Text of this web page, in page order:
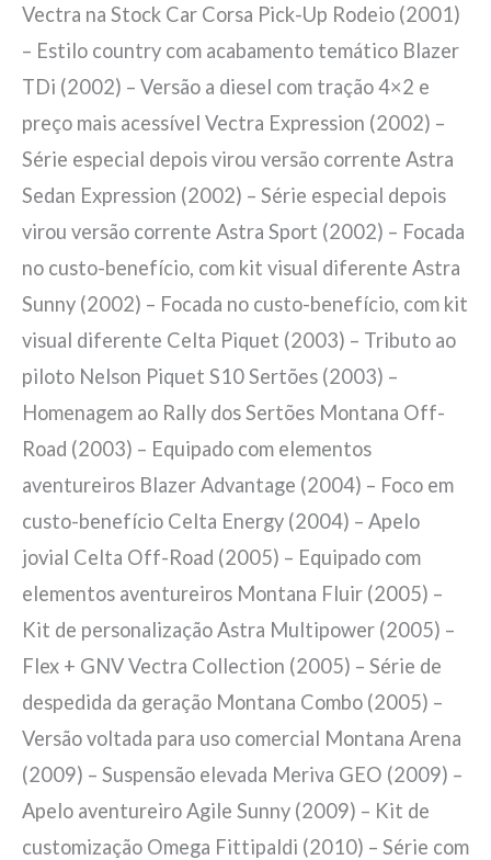
Vectra na Stock Car Corsa Pick-Up Rodeio (2001)
– Estilo country com acabamento temático Blazer
TDi (2002) – Versão a diesel com tração 4×2 e
preço mais acessível Vectra Expression (2002) –
Série especial depois virou versão corrente Astra
Sedan Expression (2002) – Série especial depois
virou versão corrente Astra Sport (2002) – Focada
no custo-benefício, com kit visual diferente Astra
Sunny (2002) – Focada no custo-benefício, com kit
visual diferente Celta Piquet (2003) – Tributo ao
piloto Nelson Piquet S10 Sertões (2003) –
Homenagem ao Rally dos Sertões Montana Off-
Road (2003) – Equipado com elementos
aventureiros Blazer Advantage (2004) – Foco em
custo-benefício Celta Energy (2004) – Apelo
jovial Celta Off-Road (2005) – Equipado com
elementos aventureiros Montana Fluir (2005) –
Kit de personalização Astra Multipower (2005) –
Flex + GNV Vectra Collection (2005) – Série de
despedida da geração Montana Combo (2005) –
Versão voltada para uso comercial Montana Arena
(2009) – Suspensão elevada Meriva GEO (2009) –
Apelo aventureiro Agile Sunny (2009) – Kit de
customização Omega Fittipaldi (2010) – Série com